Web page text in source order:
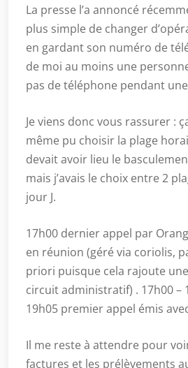
La presse l’a annoncé
plus simple de changer
en gardant son numéro de
de moi au moins une
pas de téléphone pendant
Je viens donc vous rassurer :
même pu choisir la plage
devait avoir lieu le
mais j’avais le choix entre 2
jour J.
17h00 dernier appel par
en réunion (géré via coriolis,
priori puisque cela rajoute
circuit administratif) . 17h00 –
19h05 premier appel émis
Il me reste à attendre pour
factures et les prélèvements